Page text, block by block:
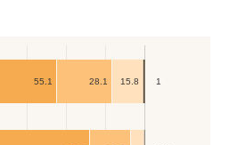
55.1 28.1 15.8 11